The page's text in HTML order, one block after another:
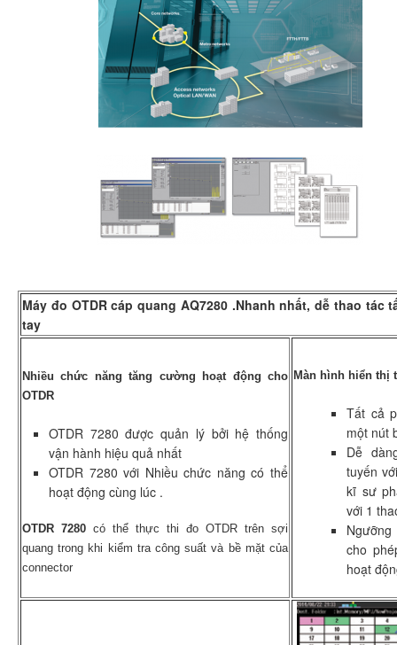
Máy đo OTDR cáp quang AQ7280 .Nhanh nhất, dễ thao tác
tay
Nhiều chức năng tăng cường hoạt động cho
OTDR
OTDR 7280 được quản lý bởi hệ thống
vận hành hiệu quả nhất
OTDR 7280 với Nhiều chức năng có thể
hoạt động cùng lúc .
OTDR 7280 có thể thực thi đo OTDR trên sợi
quang trong khi kiểm tra công suất và bề mặt của
connector
Màn hình hiển thị
Tất cả
một nút
Dễ
tuyến
kĩ sư
với 1
cho
hoạt